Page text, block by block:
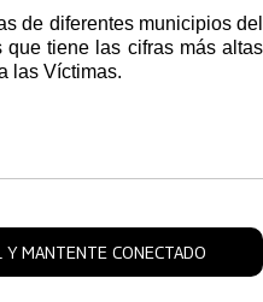
de diferentes municipios del
que tiene las cifras más altas
las Víctimas.
Y MANTENTE CONECTADO